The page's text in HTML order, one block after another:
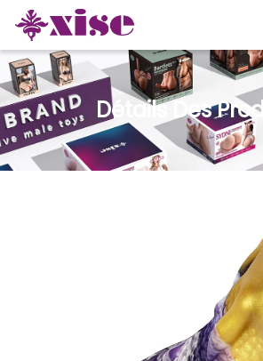
Détails Des